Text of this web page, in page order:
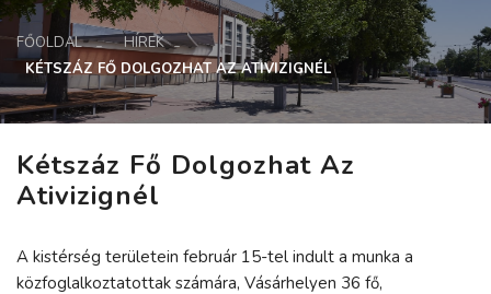
FŐOLDAL
HÍREK
KÉTSZÁZ FŐ DOLGOZHAT AZ ATIVIZIGNÉL
Kétszáz Fő Dolgozhat Az
Ativizignél
A kistérség területein február 15-tel indult a munka a
közfoglalkoztatottak számára, Vásárhelyen 36 fő,